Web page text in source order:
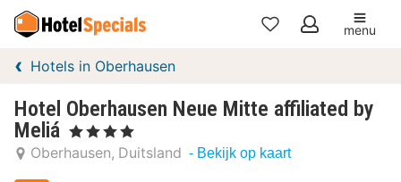
Mijn
menu
Hotels in Oberhausen
Hotel Oberhausen Neue Mitte affiliated by
Meliá
, 4 Sterren
Oberhausen Duitsland - Bekijk op kaart